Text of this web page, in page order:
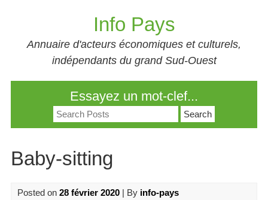
Info Pays
Annuaire d'acteurs économiques et culturels,
indépendants du grand Sud-Ouest
Essayez un mot-clef...
Search
for:
Baby-sitting
Posted on 28 février 2020| By info-pays